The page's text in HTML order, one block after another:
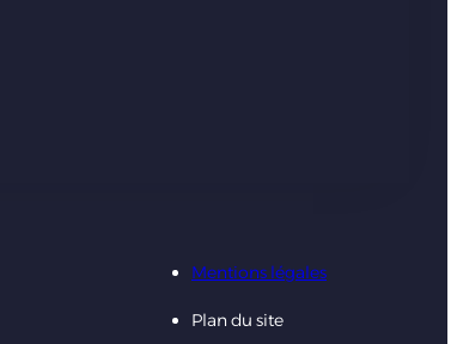
Mentions légales
Plan du site